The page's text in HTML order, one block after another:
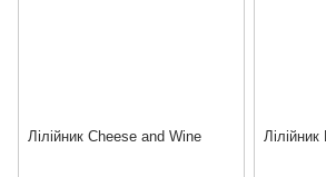
Лілійник Cheese and Wine